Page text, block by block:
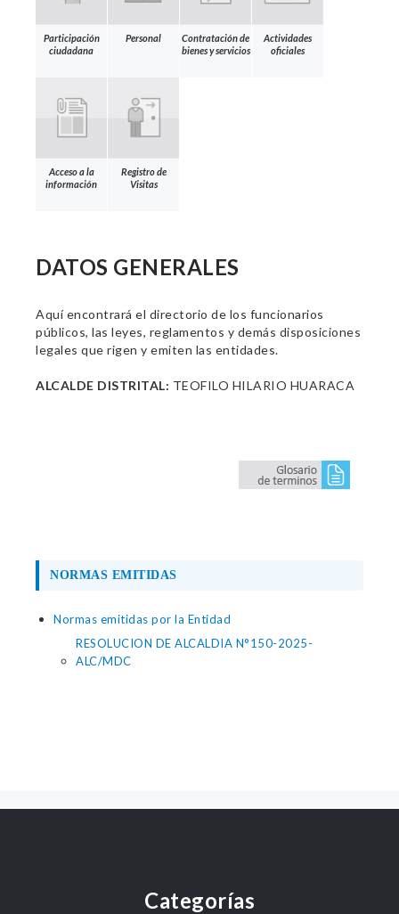
Participación
ciudadana
Personal
Contratación de
bienes y servicios
Actividades
oficiales
Acceso a la
información
Registro de
Visitas
DATOS GENERALES
Aquí encontrará el directorio de los funcionarios
públicos, las leyes, reglamentos y demás disposiciones
legales que rigen y emiten las entidades.
ALCALDE DISTRITAL: TEOFILO HILARIO HUARACA
NORMAS EMITIDAS
Normas emitidas por la Entidad
RESOLUCION DE ALCALDIA N°150-2025-
ALC/MDC
Categorías